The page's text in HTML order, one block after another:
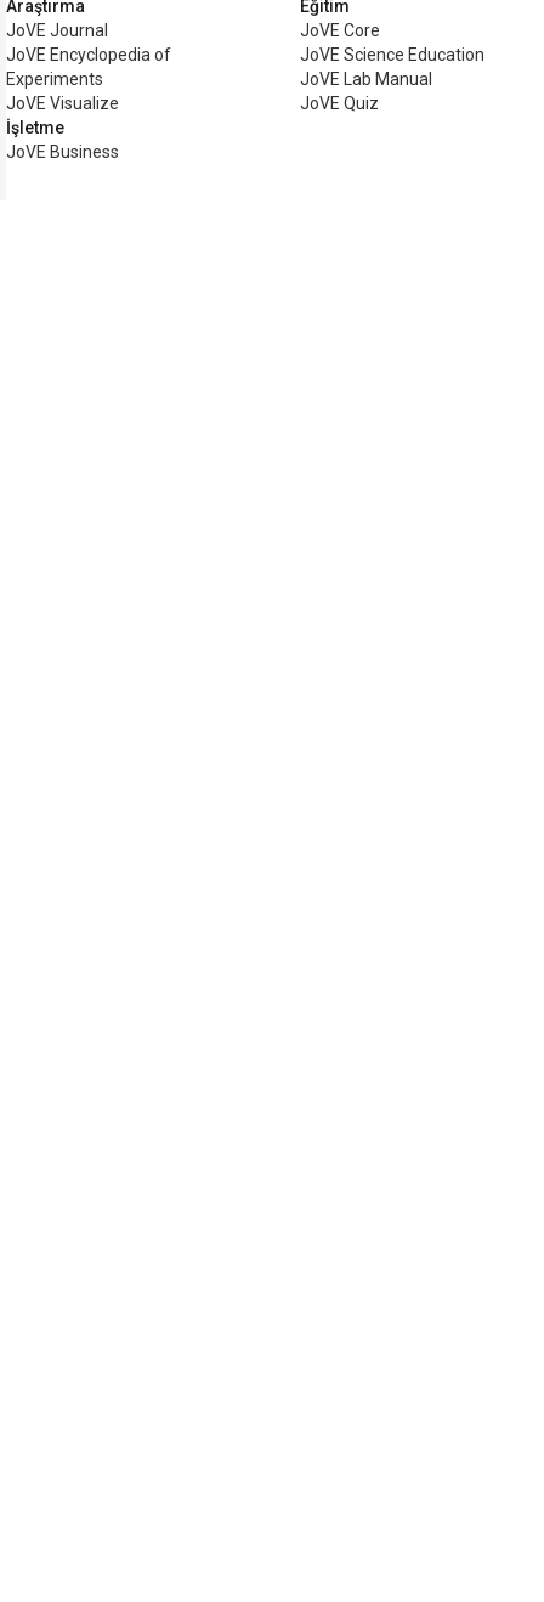
Araştırma
JoVE Journal
JoVE Encyclopedia of
Experiments
JoVE Visualize
İşletme
JoVE Business
Eğitim
JoVE Core
JoVE Science Education
JoVE Lab Manual
JoVE Quiz